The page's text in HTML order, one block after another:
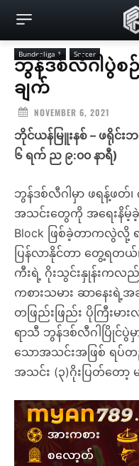
Bundesliga 1 Soccer
ဘွန်ဒစ်လီဂါပွဲစ
ချက်
NOVEMBER 6, 2021
ဘိုင်ယန်မြူးနစ် – ဖရိုင်း
၆ ရက် ည ၉:၀၀ နာရီ)
ဘွန်ဒစ်လီဂါမှာ ဖရန့်ဖတ်၊
အသင်းတွေကို အရေးနိ
Block ဖြစ်ခဲ့တာကလွဲလို့
ပြန်လာနိုင်တာ တွေ့ရတ
ကီးရဲ့ ဂိုးသွင်းနှုန်းကလည်
ကစားသမား ဆာနေးရဲ့
တဖြည်းဖြည်း ပိုကြီးမ
ရာသီ ဘွန်ဒစ်လီဂါပြိုင်ပွဲ
သောအသင်းအဖြစ် ရပ်
အသင်း (၃)ဂိုးပြတ်တော့